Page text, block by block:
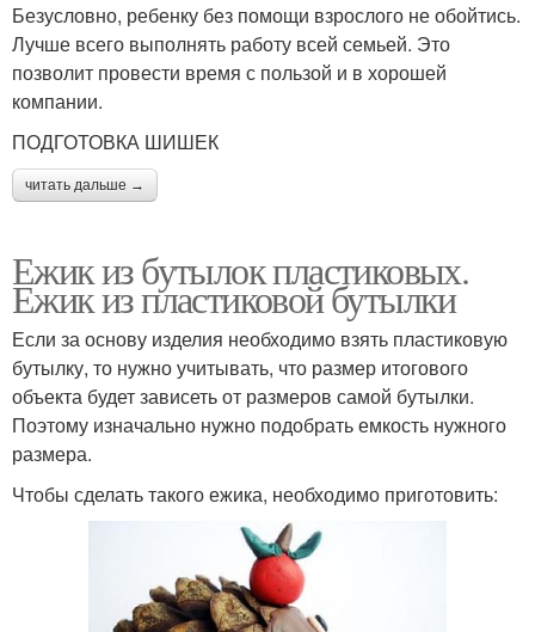
Безусловно, ребенку без помощи взрослого не обойтись.
Лучше всего выполнять работу всей семьей. Это
позволит провести время с пользой и в хорошей
компании.
ПОДГОТОВКА ШИШЕК
читать дальше →
Ежик из бутылок пластиковых.
Ежик из пластиковой бутылки
Если за основу изделия необходимо взять пластиковую
бутылку, то нужно учитывать, что размер итогового
объекта будет зависеть от размеров самой бутылки.
Поэтому изначально нужно подобрать емкость нужного
размера.
Чтобы сделать такого ежика, необходимо приготовить: